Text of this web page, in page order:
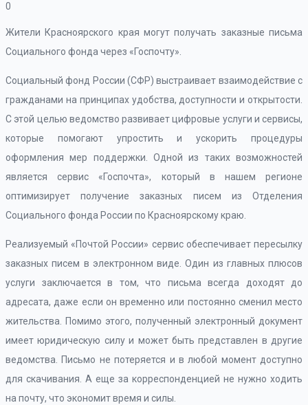
0
Жители Красноярского края могут получать заказные письма
Социального фонда через «Госпочту».
Социальный фонд России (СФР) выстраивает взаимодействие с
гражданами на принципах удобства, доступности и открытости.
С этой целью ведомство развивает цифровые услуги и сервисы,
которые помогают упростить и ускорить процедуры
оформления мер поддержки. Одной из таких возможностей
является сервис «Госпочта», который в нашем регионе
оптимизирует получение заказных писем из Отделения
Социального фонда России по Красноярскому краю.
Реализуемый «Почтой России» сервис обеспечивает пересылку
заказных писем в электронном виде. Один из главных плюсов
услуги заключается в том, что письма всегда доходят до
адресата, даже если он временно или постоянно сменил место
жительства. Помимо этого, полученный электронный документ
имеет юридическую силу и может быть представлен в другие
ведомства. Письмо не потеряется и в любой момент доступно
для скачивания. А еще за корреспонденцией не нужно ходить
на почту, что экономит время и силы.